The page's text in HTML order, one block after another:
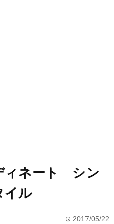
ィネート シン
ル
time 2017/05/22